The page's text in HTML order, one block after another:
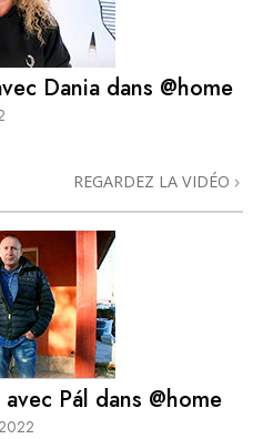
Dania dans @home
REGARDEZ LA VIDÉO
Pál dans @home